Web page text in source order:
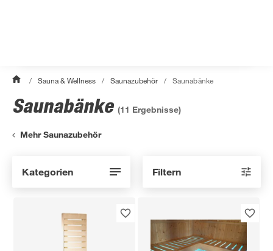
/ Sauna & Wellness / Saunazubehör / Saunabänke
Saunabänke (11 Ergebnisse)
Mehr Saunazubehör
Kategorien Filtern